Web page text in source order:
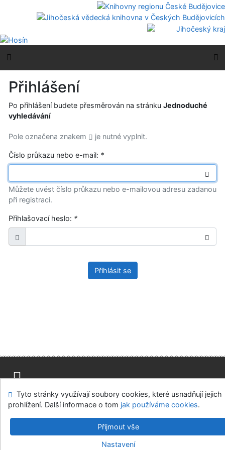
Přejít na menu
Přihlášení
Po přihlášení budete přesměrován na stránku Jednoduché
vyhledávání
Pole označena znakem je nutné vyplnit.
Číslo průkazu nebo e-mail: *
Můžete uvést číslo průkazu nebo e-mailovou adresu zadanou
při registraci.
Přihlašovací heslo: *
Přihlásit se
Napište nám Mapa stránek Přístupnost
Soukromí
Nastavení cookies
Knihovny regionu České Budějovice
v.4.8.63a-Cosmotron Bohemia, s.r.o.
Tyto stránky využívají soubory cookies, které usnadňují jejich
prohlížení. Další informace o tom jak používáme cookies.
Přijmout vše
Nastavení